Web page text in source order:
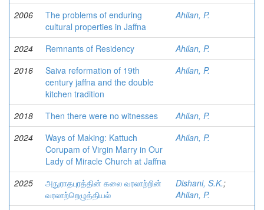
2006
The problems of enduring
cultural properties in Jaffna
Ahilan, P.
2024 Remnants of Residency
Ahilan, P.
2016
Saiva reformation of 19th
century jaffna and the double
kitchen tradition
Ahilan, P.
2018 Then there were no witnesses
Ahilan, P.
2024
Ways of Making: Kattuch
Corupam of Virgin Marry in Our
Lady of Miracle Church at Jaffna
Ahilan, P.
2025
அநுராதபுரத்தின் கலை வரலாற்றின்
வரலாற்றெழுத்தியல்
Dishani, S.K.;
Ahilan, P.